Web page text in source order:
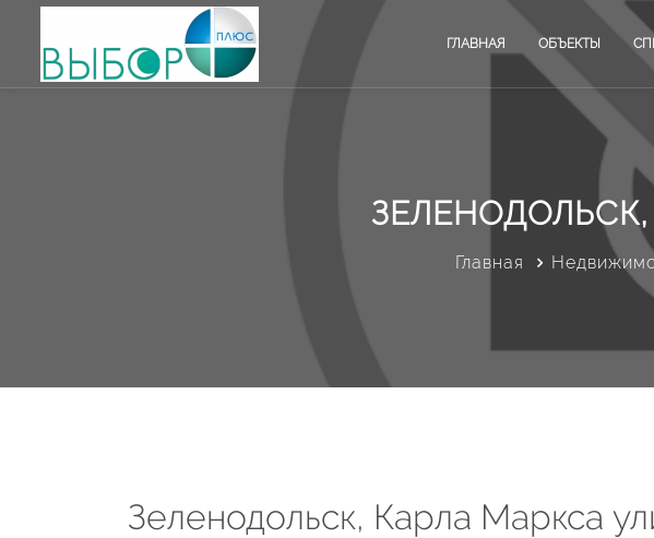
ГЛАВНАЯ ОБЪЕКТЫ
Главная
Зеленодольск, Карла Маркса